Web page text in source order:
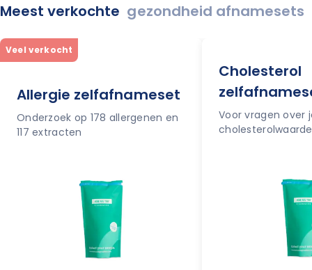
Meest verkochte gezondheid afnamesets
Veel verkocht
Allergie zelfafnameset
Onderzoek op 178 allergenen en
117 extracten
Cholesterol
Voor vragen over